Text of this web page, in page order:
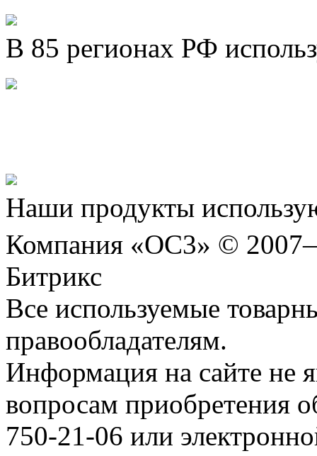
В 85 регионах РФ
Наши продукты
Компания «ОС3» ©
Битрикс
Все используемые
правообладателям.
Информация на сайте не
вопросам приобретения
750-21-06 или